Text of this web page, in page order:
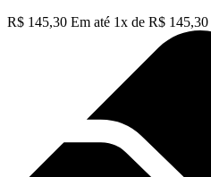
R$ 145,30 Em até 1x de R$ 145,30